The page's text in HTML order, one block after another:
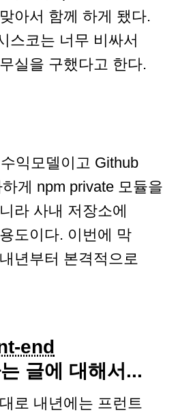
아서 함께 하게 됐다.
스코는 너무 비싸서
실을 구했다고 한다.
익모델이고 Github
게 npm private 모듈을
라 사내 저장소에
도이다. 이번에 막
년부터 본격적으로
end
글에 대해서...
로 내년에는 프런트